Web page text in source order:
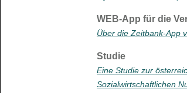
WEB-App für die
Über die Zeitbank-App
Studie
Eine Studie zur
Sozialwirtschaftlichen